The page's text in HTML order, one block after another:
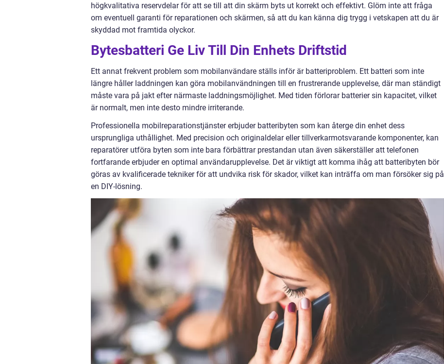
högkvalitativa reservdelar för att se till att din skärm byts ut korrekt och effektivt. Glöm inte att fråga
om eventuell garanti för reparationen och skärmen, så att du kan känna dig trygg i vetskapen att du är
skyddad mot framtida olyckor.
Bytesbatteri Ge Liv Till Din Enhets Driftstid
Ett annat frekvent problem som mobilanvändare ställs inför är batteriproblem. Ett batteri som inte
längre håller laddningen kan göra mobilanvändningen till en frustrerande upplevelse, där man ständigt
måste vara på jakt efter närmaste laddningsmöjlighet. Med tiden förlorar batterier sin kapacitet, vilket
är normalt, men inte desto mindre irriterande.
Professionella mobilreparationstjänster erbjuder batteribyten som kan återge din enhet dess
ursprungliga uthållighet. Med precision och originaldelar eller tillverkarmotsvarande komponenter, kan
reparatörer utföra byten som inte bara förbättrar prestandan utan även säkerställer att telefonen
fortfarande erbjuder en optimal användarupplevelse. Det är viktigt att komma ihåg att batteribyten bör
göras av kvalificerade tekniker för att undvika risk för skador, vilket kan inträffa om man försöker sig på
en DIY-lösning.